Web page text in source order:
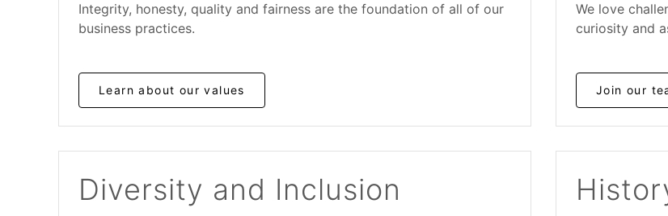
Integrity, honesty, quality and fairness are the foundation of all of our
business practices.
Learn about our values
We love
curiosity and
Join our
Diversity and Inclusion